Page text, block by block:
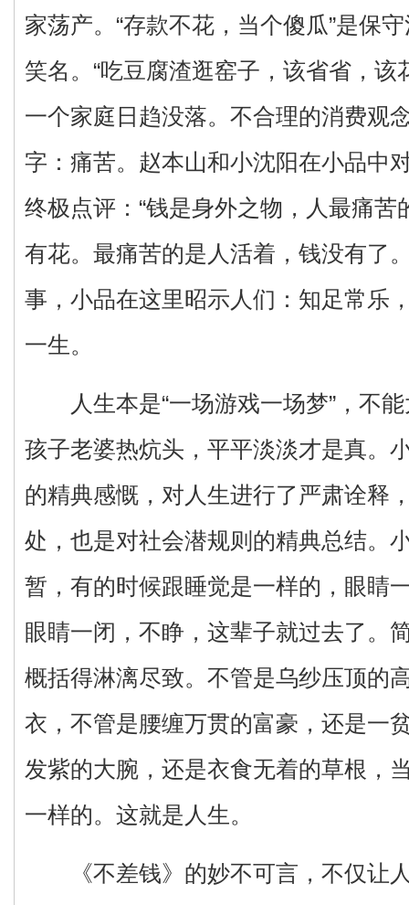
家荡产。“存款不花，当个傻瓜”是保
笑名。“吃豆腐渣逛窑子，该省省，该
一个家庭日趋没落。不合理的消费观
字：痛苦。赵本山和小沈阳在小品中
终极点评：“钱是身外之物，人最痛
有花。最痛苦的是人活着，钱没有了
事，小品在这里昭示人们：知足常乐
一生。
人生本是“一场游戏一场梦”，不能
孩子老婆热炕头，平平淡淡才是真。
的精典感慨，对人生进行了严肃诠释
处，也是对社会潜规则的精典总结。
暂，有的时候跟睡觉是一样的，眼睛
眼睛一闭，不睁，这辈子就过去了。
概括得淋漓尽致。不管是乌纱压顶的
衣，不管是腰缠万贯的富豪，还是一
发紫的大腕，还是衣食无着的草根，
一样的。这就是人生。
《不差钱》的妙不可言，不仅让